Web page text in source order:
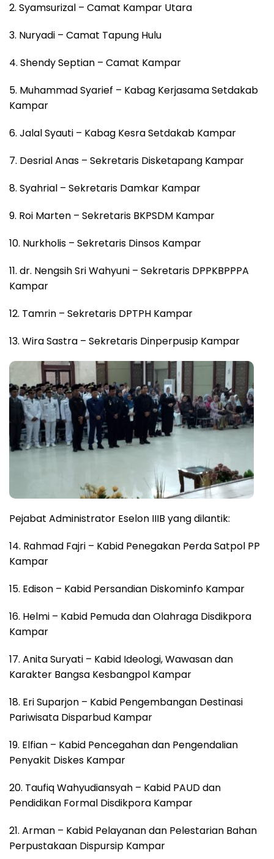
2. Syamsurizal – Camat Kampar Utara
3. Nuryadi – Camat Tapung Hulu
4. Shendy Septian – Camat Kampar
5. Muhammad Syarief – Kabag Kerjasama Setdakab
Kampar
6. Jalal Syauti – Kabag Kesra Setdakab Kampar
7. Desrial Anas – Sekretaris Disketapang Kampar
8. Syahrial – Sekretaris Damkar Kampar
9. Roi Marten – Sekretaris BKPSDM Kampar
10. Nurkholis – Sekretaris Dinsos Kampar
11. dr. Nengsih Sri Wahyuni – Sekretaris DPPKBPPPA
Kampar
12. Tamrin – Sekretaris DPTPH Kampar
13. Wira Sastra – Sekretaris Dinperpusip Kampar
Pejabat Administrator Eselon IIIB yang dilantik:
14. Rahmad Fajri – Kabid Penegakan Perda Satpol PP
Kampar
15. Edison – Kabid Persandian Diskominfo Kampar
16. Helmi – Kabid Pemuda dan Olahraga Disdikpora
Kampar
17. Anita Suryati – Kabid Ideologi, Wawasan dan
Karakter Bangsa Kesbangpol Kampar
18. Eri Suparjon – Kabid Pengembangan Destinasi
Pariwisata Disparbud Kampar
19. Elfian – Kabid Pencegahan dan Pengendalian
Penyakit Diskes Kampar
20. Taufiq Wahyudiansyah – Kabid PAUD dan
Pendidikan Formal Disdikpora Kampar
21. Arman – Kabid Pelayanan dan Pelestarian Bahan
Perpustakaan Dispursip Kampar